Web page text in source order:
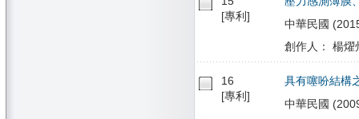
[專利]
中華民國
創作人： 楊燿
16
[專利]
具有噻吩結構
中華民國